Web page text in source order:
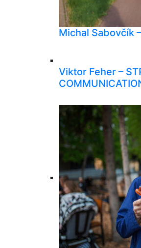
Michal Sabovčík
Viktor Feher –